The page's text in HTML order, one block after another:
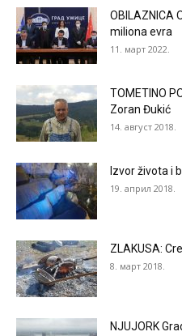
OBILAZNICA
miliona evra
11. март 2022.
TOMETINO
Zoran Đukić
14. август 2018.
Izvor života i
19. април 2018.
ZLAKUSA:
8. март 2018.
NJUJORK